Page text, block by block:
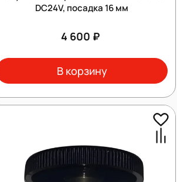
DC24V, посадка 16 мм
4 600 ₽
В корзину